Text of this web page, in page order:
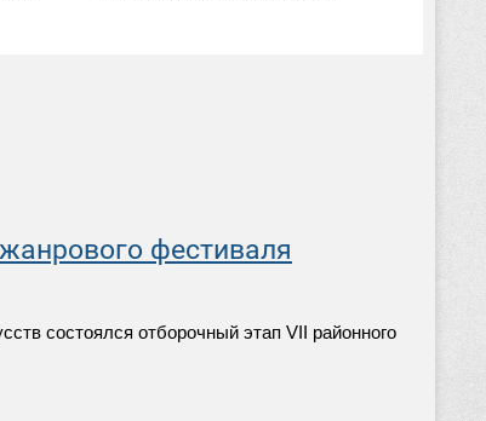
фестиваля
состоялся отборочный этап VII районного